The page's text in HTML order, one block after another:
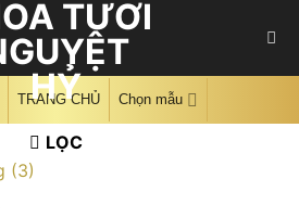
TRANG CHỦ Chọn mẫu
LỌC